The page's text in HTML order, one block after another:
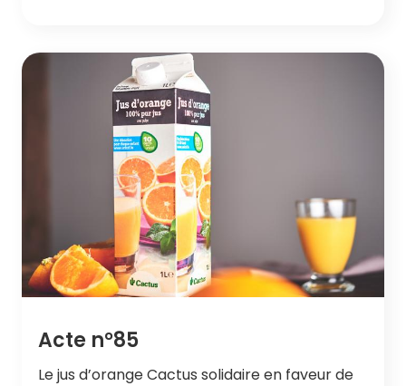
Acte n°85
Le jus d’orange Cactus solidaire en faveur de